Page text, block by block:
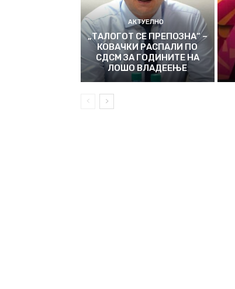
АКТУЕЛНО
„ТАЛОГОТ СЕ ПРЕПОЗНА“ –
КОВАЧКИ РАСПАЛИ ПО
СДСМ ЗА ГОДИНИТЕ НА
ЛОШО ВЛАДЕЕЊЕ